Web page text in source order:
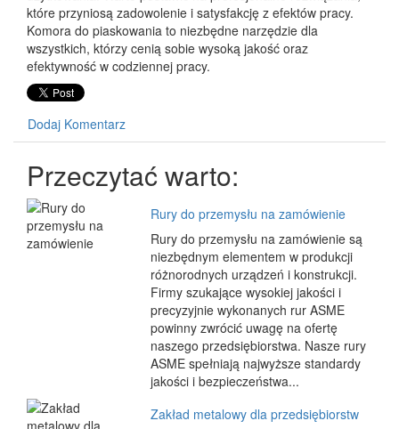
które przyniosą zadowolenie i satysfakcję z efektów pracy.
Komora do piaskowania to niezbędne narzędzie dla
wszystkich, którzy cenią sobie wysoką jakość oraz
efektywność w codziennej pracy.
Dodaj Komentarz
Przeczytać warto:
Rury do przemysłu na zamówienie
Rury do przemysłu na zamówienie są
niezbędnym elementem w produkcji
różnorodnych urządzeń i konstrukcji.
Firmy szukające wysokiej jakości i
precyzyjnie wykonanych rur ASME
powinny zwrócić uwagę na ofertę
naszego przedsiębiorstwa. Nasze rury
ASME spełniają najwyższe standardy
jakości i bezpieczeństwa...
Zakład metalowy dla przedsiębiorstw